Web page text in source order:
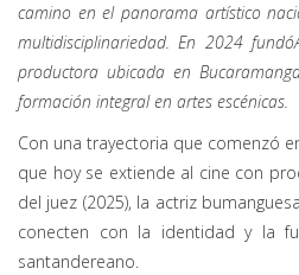
camino en el panorama artístico
multidisciplinariedad. En 2024
productora ubicada en
formación integral en artes escénicas.
Con una trayectoria que comenzó
que hoy se extiende al cine con
del juez (2025), la actriz
conecten con la identidad y la
santandereano.